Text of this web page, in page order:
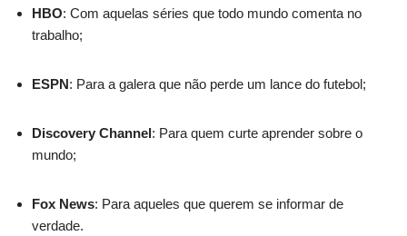
HBO: Com aquelas séries que todo mundo comenta no
trabalho;
ESPN: Para a galera que não perde um lance do futebol;
Discovery Channel: Para quem curte aprender sobre o
mundo;
Fox News: Para aqueles que querem se informar de
verdade.